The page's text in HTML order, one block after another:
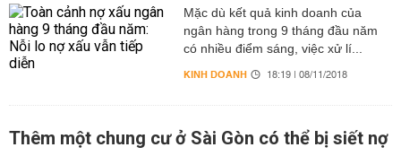
Mặc dù kết quả kinh doanh của
ngân hàng trong 9 tháng đầu năm
có nhiều điểm sáng, việc xử lí...
KINH DOANH 18:19 | 08/11/2018
Thêm một chung cư ở Sài Gòn có thể bị siết nợ